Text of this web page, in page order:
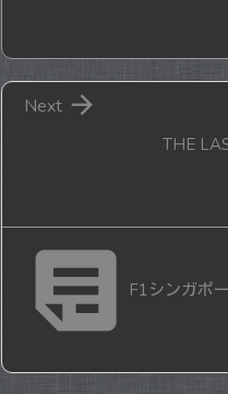
THE

Next
 F1シンガポ